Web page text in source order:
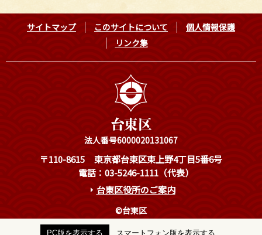
サイトマップ このサイトについて
個人情報保護
リンク集
法人番号6000020131067
〒110-8615
東京都台東区東上野4丁目5番6号
電話：03-5246-1111（代表）
台東区役所のご案内
©台東区
PC版を表示する スマートフォン版を表示する